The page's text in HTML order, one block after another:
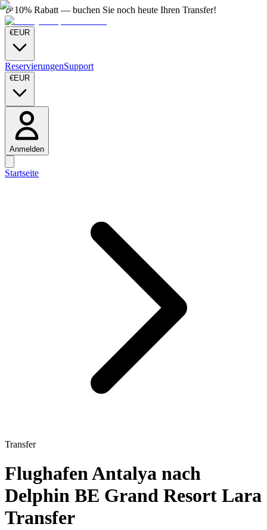
🎉10% Rabatt — buchen Sie noch heute Ihren Transfer!
€EUR
ReservierungenSupport
€EUR
Anmelden
Startseite
Transfer
Flughafen Antalya nach
Delphin BE Grand Resort Lara
Transfer